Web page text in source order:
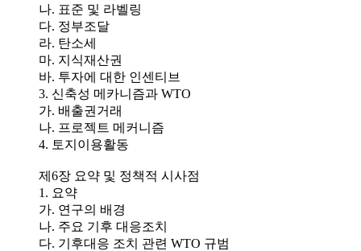
나. 표준 및 라벨링
다. 정부조달
라. 탄소세
마. 지식재산권
바. 투자에 대한 인센티브
3. 신축성 메카니즘과 WTO
가. 배출권거래
나. 프로젝트 메커니즘
4. 토지이용활동
제6장 요약 및 정책적 시사점
1. 요약
가. 연구의 배경
나. 주요 기후 대응조치
다. 기후대응 조치 관련 WTO 규범